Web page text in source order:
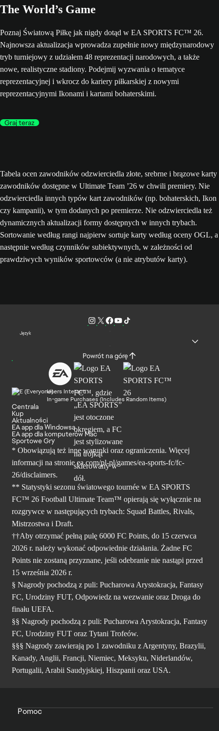
The World’s Game
Poznaj Światową Piłkę jak nigdy dotąd w EA SPORTS FC™ 26.
Najnowsza aktualizacja wprowadza zupełnie nowy międzynarodowy
tryb turniejowy z udziałem 48 reprezentacji narodowych, a także
nowe, realistyczne stadiony. Podejmij wyzwania o tematyce
reprezentacyjnej i wkrocz do kariery piłkarskiej z nowymi
reprezentacyjnymi Ikonami i kartami bohaterskimi.
Graj teraz
Tabela ocen zawodników odzwierciedla złote, srebrne i brązowe karty
zawodników dostępne w Ultimate Team ’26 w chwili premiery. Nie
odzwierciedla innych typów kart zawodników (np. bohaterskich, Ikon
czy kampanii), w tym dodanych po premierze. Nie odzwierciedla też
dynamicznych aktualizacji formy dostępnych w innych trybach.
Sortowanie według rangi najpierw sortuje karty według oceny OGL, a
następnie według czynników subiektywnych, w zależności od
prawdziwych wyników sportowców (a nie atrybutów karty).
Język
Powrót na górę
Users Interact
In-game Purchases (Includes Random Items)
Centrala
Kup
Aktualności
EA app dla Windowsa
EA app dla komputerów Mac
Sportowe Gry
* Obowiązują też inne warunki oraz ograniczenia. Więcej
informacji na stronie ea.com/pl-pl/games/ea-sports-fc/fc-
26/disclaimers.
** Statystyki sezonu światowego tournée w EA SPORTS
FC™ 26 Football Ultimate Team™ opierają się wyłącznie na
rozgrywce w następujących trybach: Squad Battles, Rivals,
Mistrzostwa i Draft.
††Aby otrzymać pełną pulę 6000 FC Points, do 15 czerwca
2026 r. należy wykonać odpowiednie działania. Żadne FC
Points nie zostaną przyznane, jeśli odebranie nie nastąpi przed
15 września 2026 r.
§ Nagrody pochodzą z puli: Pucharowa Arystokracja, Fantasy
FC, Urodziny FUT, Odpowiedz na wezwanie oraz Droga do
finału UEFA.
§§ Nagrody pochodzą z puli: Pucharowa Arystokracja, Fantasy
FC, Urodziny FUT oraz Tytani Trofeów.
§§§ Nagrody zawierają po 1 zawodniku z Argentyny, Brazylii,
Kanady, Anglii, Francji, Niemiec, Meksyku, Niderlandów,
Portugalii, Arabii Saudyjskiej, Hiszpanii oraz USA.
Pomoc